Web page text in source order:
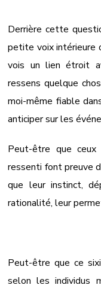
Derrière cette
petite voix intérieure
vois un lien étroit
ressens quelque
moi-même fiable
anticiper sur les
Peut-être que
ressenti font preuve
que leur instinct,
rationalité, leur
Peut-être que ce
selon les individus